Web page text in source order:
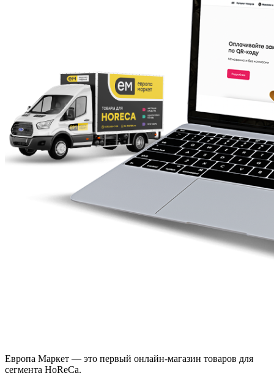
Европа Маркет — это первый онлайн-магазин товаров для
сегмента HoReCa.